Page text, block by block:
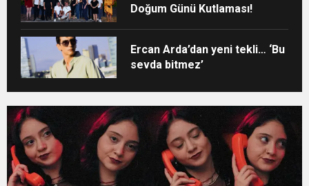
Doğum Günü Kutlaması!
Ercan Arda’dan yeni tekli… ‘Bu
sevda bitmez’